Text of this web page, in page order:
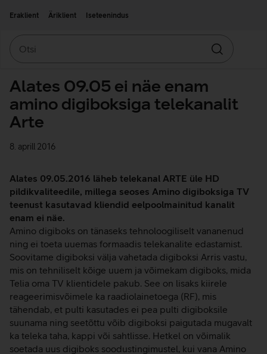
Eraklient
Äriklient Iseteenindus
Otsin
Alates 09.05 ei näe enam
amino digiboksiga telekanalit
Arte
8. aprill 2016
Alates 09.05.2016 läheb telekanal ARTE üle HD
pildikvaliteedile, millega seoses Amino digiboksiga TV
teenust kasutavad kliendid eelpoolmainitud kanalit
enam ei näe.
Amino digiboks on tänaseks tehnoloogiliselt vananenud
ning ei toeta uuemas formaadis telekanalite edastamist.
Soovitame digiboksi välja vahetada digiboksi Arris vastu,
mis on tehniliselt kõige uuem ja võimekam digiboks, mida
Telia oma TV klientidele pakub. See on lisaks kiirele
reageerimisvõimele ka raadiolainetoega (RF), mis
tähendab, et pulti kasutades ei pea pulti digiboksile
suunama ning seetõttu võib digiboksi paigutada mugavalt
ka teleka taha, kappi või sahtlisse. Hetkel on võimalik
soetada uus digiboks soodustingimustel, kui vana Amino